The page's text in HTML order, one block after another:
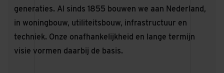
generaties. Al sinds 1855 bouwen we aan Nederland,
in woningbouw, utiliteitsbouw, infrastructuur en
techniek. Onze onafhankelijkheid en lange termijn
visie vormen daarbij de basis.